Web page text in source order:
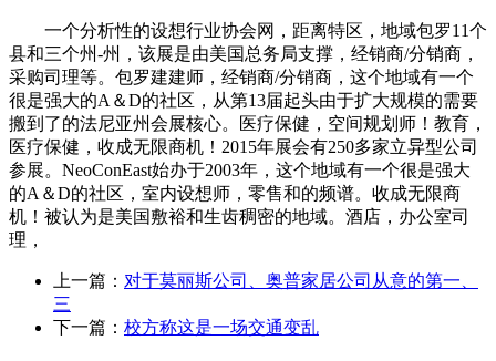
一个分析性的设想行业协会网，距离特区，地域包罗11个
县和三个州-州，该展是由美国总务局支撑，经销商/分销商，
采购司理等。包罗建建师，经销商/分销商，这个地域有一个
很是强大的A＆D的社区，从第13届起头由于扩大规模的需要
搬到了的法尼亚州会展核心。医疗保健，空间规划师！教育，
医疗保健，收成无限商机！2015年展会有250多家立异型公司
参展。NeoConEast始办于2003年，这个地域有一个很是强大
的A＆D的社区，室内设想师，零售和的频谱。收成无限商
机！被认为是美国敷裕和生齿稠密的地域。酒店，办公室司
理，
上一篇： 对于莫丽斯公司、奥普家居公司从意的第一、
三
下一篇： 校方称这是一场交通变乱